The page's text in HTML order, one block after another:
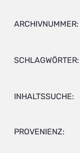
ARCHIVNUMMER:
SCHLAGWÖRTER:
INHALTSSUCHE:
PROVENIENZ: